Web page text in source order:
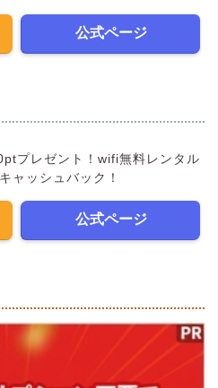
公式ページ
プレゼント！wifi無料レンタル
ャッシュバック！
公式ページ